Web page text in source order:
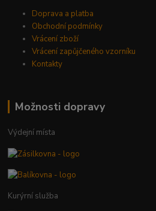
Doprava a platba
Obchodní podmínky
Vrácení zboží
Vrácení zapůjčeného vzorníku
Kontakty
Možnosti dopravy
Výdejní místa
Kurýrní služba